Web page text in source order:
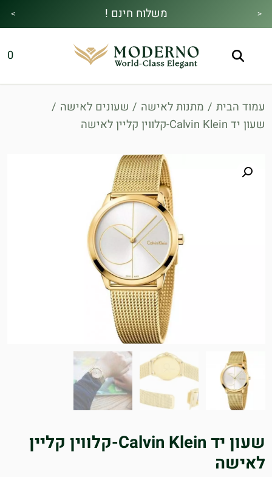
< משלוח חינם !
מתנה מיוחדת בכל בקנייה !
הנחה!בהקשת קוד קופון👇
>
0
עמוד הבית / מתנות לאישה / שעונים לאישה /
שעון יד Calvin Klein-קלווין קליין לאישה
שעון יד Calvin Klein-קלווין קליין
לאישה